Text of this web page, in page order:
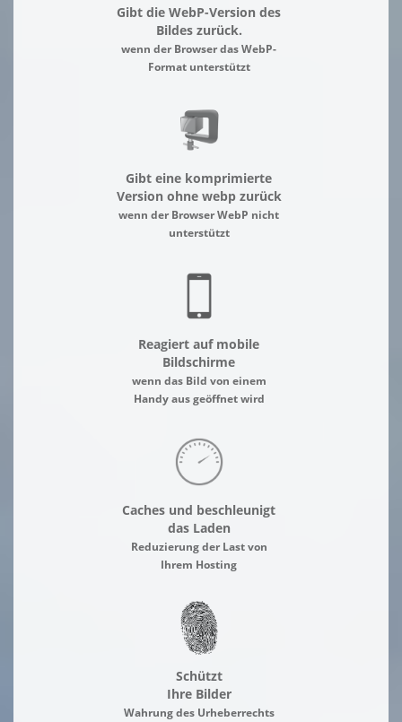
Gibt die WebP-Version des
Bildes zurück.
wenn der Browser das WebP-
Format unterstützt
Gibt eine komprimierte
Version ohne webp zurück
wenn der Browser WebP nicht
unterstützt
Reagiert auf mobile
Bildschirme
wenn das Bild von einem
Handy aus geöffnet wird
Caches und beschleunigt
das Laden
Reduzierung der Last von
Ihrem Hosting
Schützt
Ihre Bilder
Wahrung des Urheberrechts